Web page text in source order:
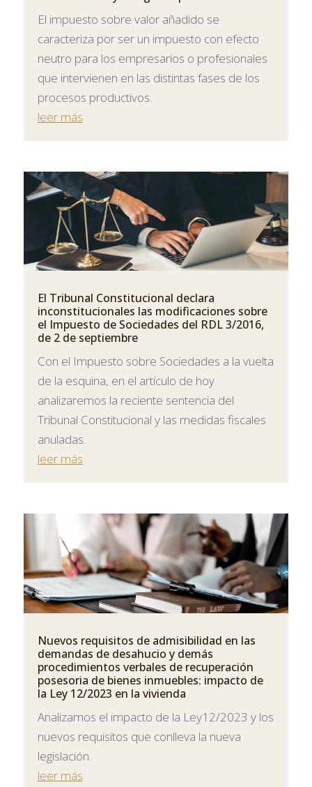
El impuesto sobre valor añadido se
caracteriza por ser un impuesto con efecto
neutro para los empresarios o profesionales
que intervienen en las distintas fases de los
procesos productivos.
leer más
El Tribunal Constitucional declara
inconstitucionales las modificaciones sobre
el Impuesto de Sociedades del RDL 3/2016,
de 2 de septiembre
Con el Impuesto sobre Sociedades a la vuelta
de la esquina, en el artículo de hoy
analizaremos la reciente sentencia del
Tribunal Constitucional y las medidas fiscales
anuladas.
leer más
Nuevos requisitos de admisibilidad en las
demandas de desahucio y demás
procedimientos verbales de recuperación
posesoria de bienes inmuebles: impacto de
la Ley 12/2023 en la vivienda
Analizamos el impacto de la Ley12/2023 y los
nuevos requisitos que conlleva la nueva
legislación.
leer más